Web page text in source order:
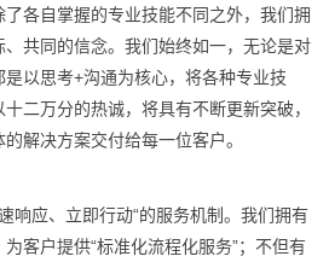
各自掌握的专业技能不同之外，我们拥
共同的信念。我们始终如一，无论是对
以思考+沟通为核心，将各种专业技
二万分的热诚，将具有不断更新突破，
解决方案交付给每一位客户。
响应、立即行动“的服务机制。我们拥有
客户提供“标准化流程化服务”；不但有